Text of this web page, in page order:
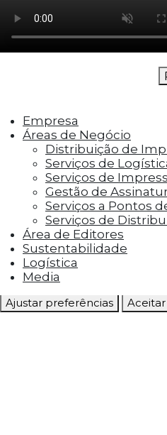
como os visitantes
cookies ajudam a
as métricas do número
rejeição, origem do
funcionalidades, como
conteúdo do site em
media, coletar
terceiros.
Cookies Marketing
Os cookies de
entregar aos visitantes
personalizados com
visitaram antes e
campanha publicitária.
Ajustar preferências Aceitar
Empresa
Áreas de Negócio
Distribuição de
Serviços de
Serviços de
Gestão de
Serviços a Pontos
Serviços de
Área de Editores
Sustentabilidade
Logística
Media